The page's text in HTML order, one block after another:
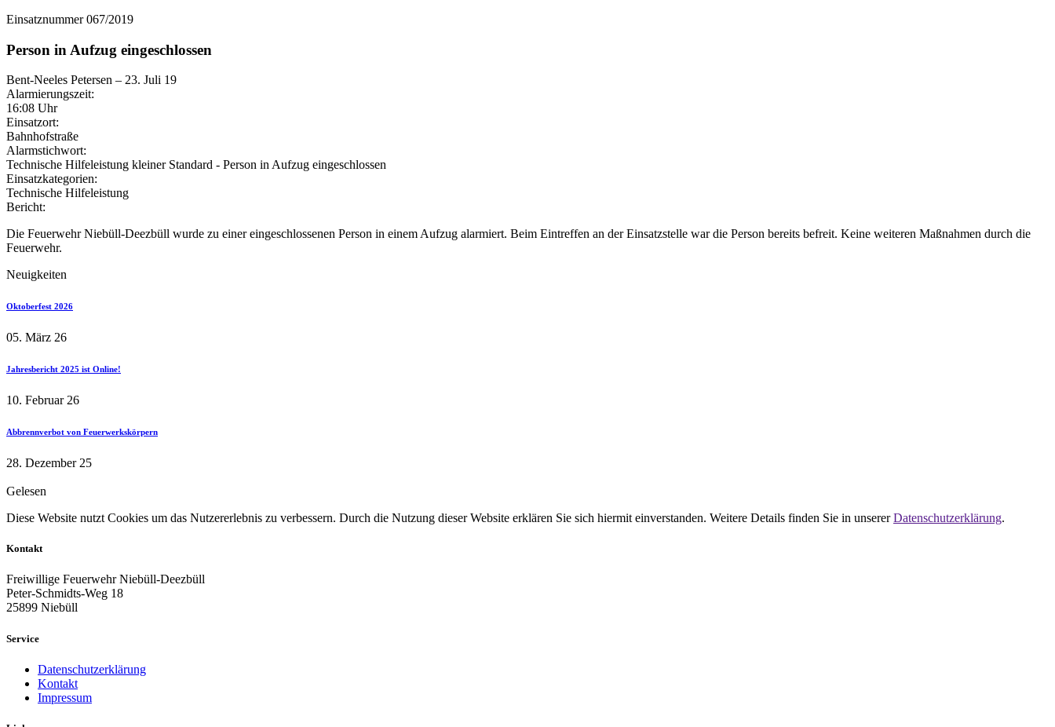
Einsatznummer 067/2019
Person in Aufzug eingeschlossen
Bent-Neeles Petersen – 23. Juli 19
Alarmierungszeit:
16:08 Uhr
Einsatzort:
Bahnhofstraße
Alarmstichwort:
Technische Hilfeleistung kleiner Standard - Person in Aufzug eingeschlossen
Einsatzkategorien:
Technische Hilfeleistung
Bericht:
Die Feuerwehr Niebüll-Deezbüll wurde zu einer eingeschlossenen Person in einem Aufzug alarmiert. Beim Eintreffen an der Einsatzstelle war die Person bereits befreit. Keine weiteren Maßnahmen durch die
Feuerwehr.
Neuigkeiten
Oktoberfest 2026
05. März 26
Jahresbericht 2025 ist Online!
10. Februar 26
Abbrennverbot von Feuerwerkskörpern
28. Dezember 25
Gelesen
Diese Website nutzt Cookies um das Nutzererlebnis zu verbessern. Durch die Nutzung dieser Website erklären Sie sich hiermit einverstanden. Weitere Details finden Sie in unsererDatenschutzerklärung.
Kontakt
Freiwillige Feuerwehr Niebüll-Deezbüll
Peter-Schmidts-Weg 18
25899 Niebüll
Service
Datenschutzerklärung
Kontakt
Impressum